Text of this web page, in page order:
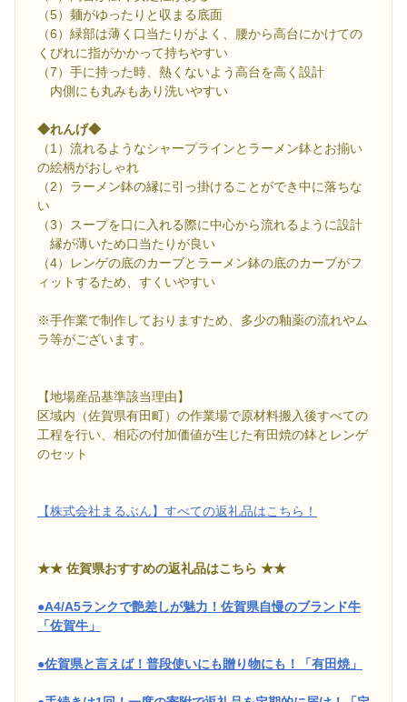
（5）麺がゆったりと収まる底面
（6）緑部は薄く口当たりがよく、腰から高台にかけての
くびれに指がかかって持ちやすい
（7）手に持った時、熱くないよう高台を高く設計
内側にも丸みもあり洗いやすい
◆れんげ◆
（1）流れるようなシャープラインとラーメン鉢とお揃い
の絵柄がおしゃれ
（2）ラーメン鉢の縁に引っ掛けることができ中に落ちな
い
（3）スープを口に入れる際に中心から流れるように設計
縁が薄いため口当たりが良い
（4）レンゲの底のカーブとラーメン鉢の底のカーブがフ
ィットするため、すくいやすい
※手作業で制作しておりますため、多少の釉薬の流れやム
ラ等がございます。
【地場産品基準該当理由】
区域内（佐賀県有田町）の作業場で原材料搬入後すべての
工程を行い、相応の付加価値が生じた有田焼の鉢とレンゲ
のセット
【株式会社まるぶん】すべての返礼品はこちら！
★★ 佐賀県おすすめの返礼品はこちら ★★
●A4/A5ランクで艶差しが魅力！佐賀県自慢のブランド牛
「佐賀牛」
●佐賀県と言えば！普段使いにも贈り物にも！「有田焼」